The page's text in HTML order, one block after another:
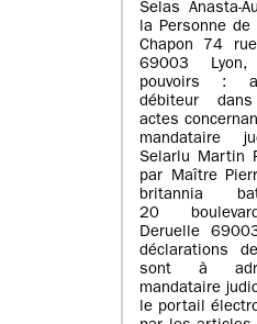
Selas Anasta-
la Personne de
Chapon 74
69003
pouvoirs :
débiteur
actes
mandataire
Selarlu Martin
par Maître
britannia
20
Deruelle
déclarations
sont à
mandataire
le portail